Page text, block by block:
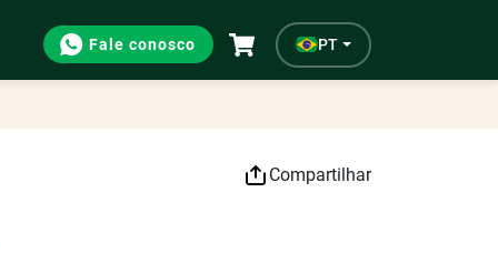
Fale conosco PT
Compartilhar